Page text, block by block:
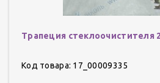
Трапеция стеклоочистителя
Код товара: 17_00009335